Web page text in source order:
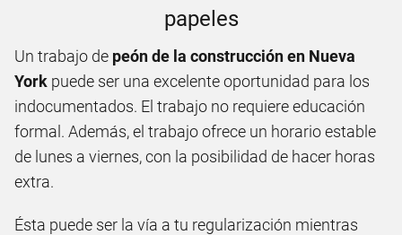
papeles
Un trabajo de peón de la construcción en Nueva
York puede ser una excelente oportunidad para los
indocumentados. El trabajo no requiere educación
formal. Además, el trabajo ofrece un horario estable
de lunes a viernes, con la posibilidad de hacer horas
extra.
Ésta puede ser la vía a tu regularización mientras